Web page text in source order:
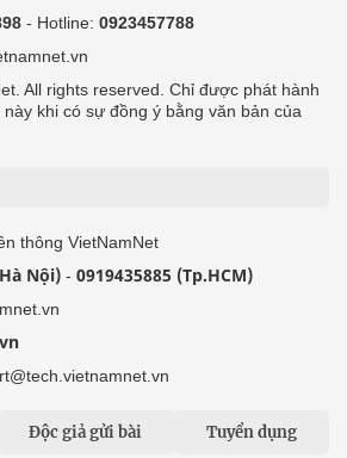
- Hotline: 0923457788
All rights reserved. Chỉ được phát hành
khi có sự đồng ý bằng văn bản của
thông VietNamNet
Nội) - 0919435885 (Tp.HCM)
Độc giả gửi bài Tuyển dụng